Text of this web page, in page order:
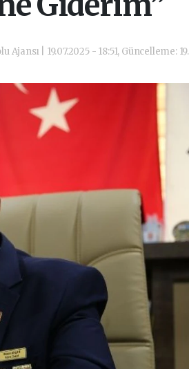
Ajansı | 19.07.2025 - 18:51, Güncelleme: